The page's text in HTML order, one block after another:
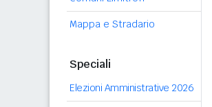
Mappa e Stradario
Speciali
Elezioni Amministrative 2026